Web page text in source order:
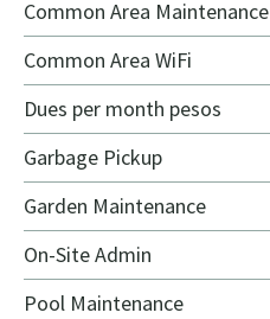
Common Area Maintenance
Common Area WiFi
Dues per month pesos
Garbage Pickup
Garden Maintenance
On-Site Admin
Pool Maintenance